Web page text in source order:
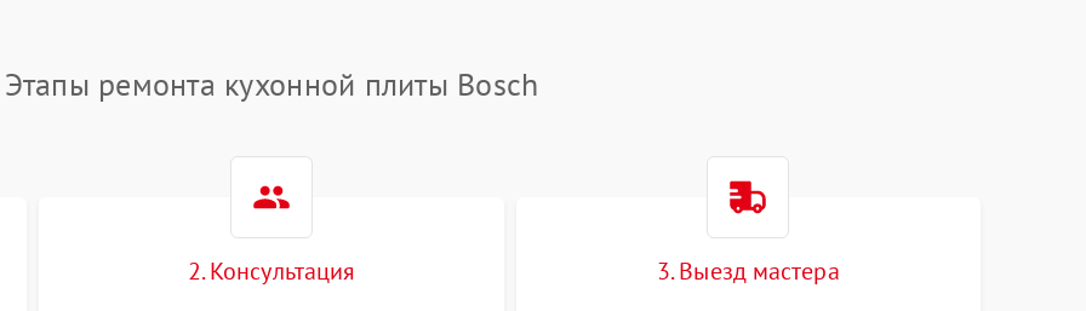
Этапы ремонта кухонной плиты Bosch
2. Консультация 3. Выезд мастера